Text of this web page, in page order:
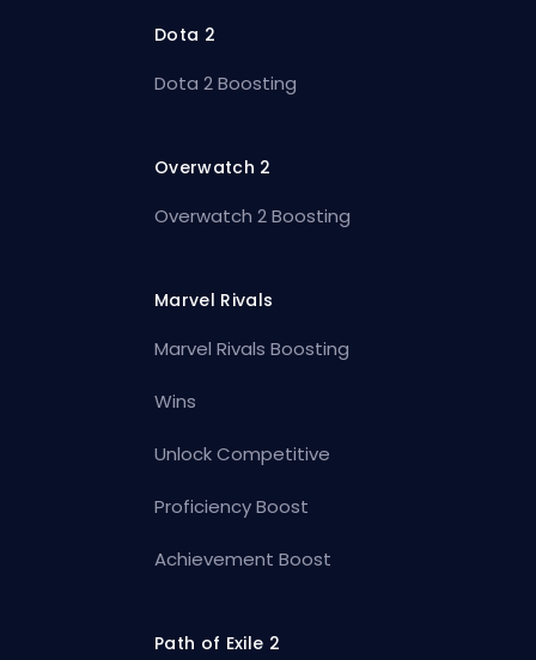
Dota 2
Dota 2 Boosting
Overwatch 2
Overwatch 2 Boosting
Marvel Rivals
Marvel Rivals Boosting
Wins
Unlock Competitive
Proficiency Boost
Achievement Boost
Path of Exile 2